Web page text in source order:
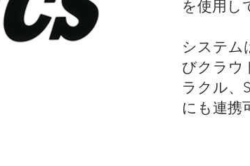
を使用し
システム
びクラウ
ラクル、
にも連携